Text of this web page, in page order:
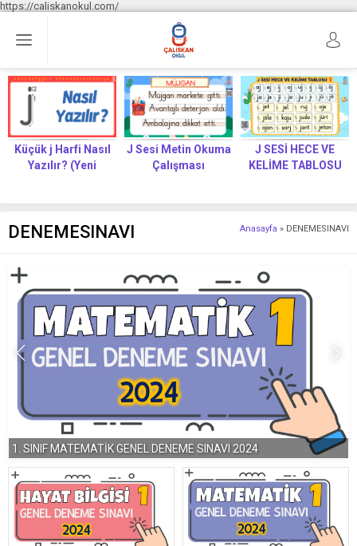
https://caliskanokul.com/
Küçük j Harfi Nasıl
Yazılır? (Yeni
J Sesi Metin Okuma
Çalışması
J SESİ HECE VE
KELİME TABLOSU
Anasayfa » DENEMESINAVI
DENEMESINAVI
1. SINIF MATEMATİK GENEL DENEME SINAVI 2024